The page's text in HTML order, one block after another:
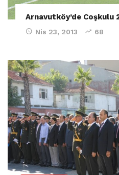
Arnavutköy’de Coşkulu
Nis 23, 2013 68